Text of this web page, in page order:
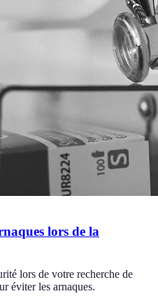
lors de la
lors de votre recherche de
éviter les arnaques.